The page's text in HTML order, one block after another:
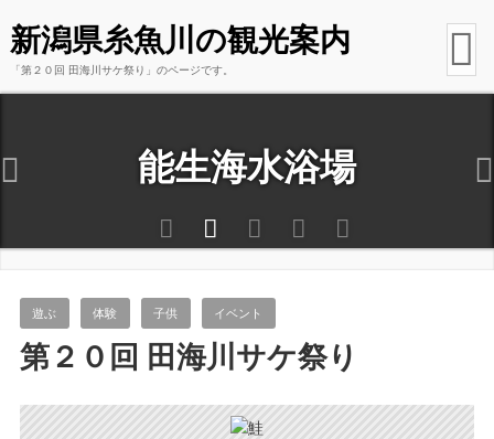
新潟県糸魚川の観光案内
「第２０回 田海川サケ祭り」のページです。
能生海水浴場
遊ぶ 体験 子供 イベント
第２０回 田海川サケ祭り